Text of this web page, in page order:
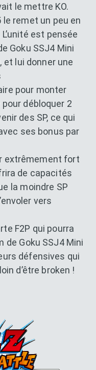
le mettre KO.
le remet un peu en
est pensée
Goku SSJ4 Mini
et lui donner une
pour monter
pour débloquer 2
des SP, ce qui
ses bonus par
extrêmement fort
de capacités
la moindre SP
vers
F2P qui pourra
de Goku SSJ4 Mini
défensives qui
d’être broken !
Essentials x Dragon